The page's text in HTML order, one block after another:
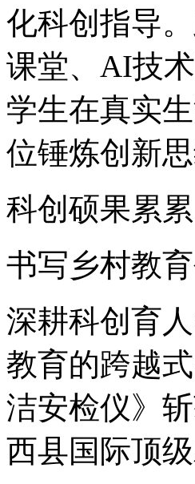
化科创指导
课堂、AI技
学生在真实
位锤炼创新
科创硕果累累
书写乡村教
深耕科创育
教育的跨越
洁安检仪》
西县国际顶